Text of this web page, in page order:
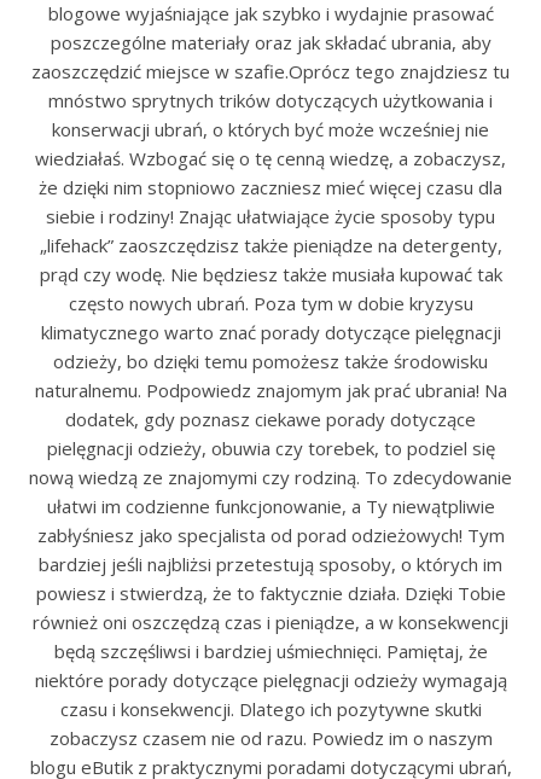
blogowe wyjaśniające jak szybko i wydajnie prasować
poszczególne materiały oraz jak składać ubrania, aby
zaoszczędzić miejsce w szafie.Oprócz tego znajdziesz tu
mnóstwo sprytnych trików dotyczących użytkowania i
konserwacji ubrań, o których być może wcześniej nie
wiedziałaś. Wzbogać się o tę cenną wiedzę, a zobaczysz,
że dzięki nim stopniowo zaczniesz mieć więcej czasu dla
siebie i rodziny! Znając ułatwiające życie sposoby typu
„lifehack” zaoszczędzisz także pieniądze na detergenty,
prąd czy wodę. Nie będziesz także musiała kupować tak
często nowych ubrań. Poza tym w dobie kryzysu
klimatycznego warto znać porady dotyczące pielęgnacji
odzieży, bo dzięki temu pomożesz także środowisku
naturalnemu. Podpowiedz znajomym jak prać ubrania! Na
dodatek, gdy poznasz ciekawe porady dotyczące
pielęgnacji odzieży, obuwia czy torebek, to podziel się
nową wiedzą ze znajomymi czy rodziną. To zdecydowanie
ułatwi im codzienne funkcjonowanie, a Ty niewątpliwie
zabłyśniesz jako specjalista od porad odzieżowych! Tym
bardziej jeśli najbliżsi przetestują sposoby, o których im
powiesz i stwierdzą, że to faktycznie działa. Dzięki Tobie
również oni oszczędzą czas i pieniądze, a w konsekwencji
będą szczęśliwsi i bardziej uśmiechnięci. Pamiętaj, że
niektóre porady dotyczące pielęgnacji odzieży wymagają
czasu i konsekwencji. Dlatego ich pozytywne skutki
zobaczysz czasem nie od razu. Powiedz im o naszym
blogu eButik z praktycznymi poradami dotyczącymi ubrań,